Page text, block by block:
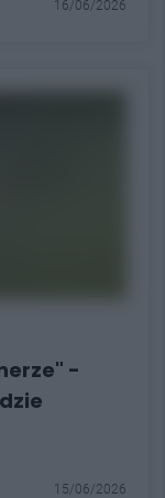
16/06/2026
-
15/06/2026